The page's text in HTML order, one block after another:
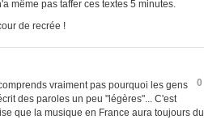
même pas taffer ces textes 5 minutes.
de recrée !
0
vraiment pas pourquoi les gens
des paroles un peu "légères"... C'est
que la musique en France aura toujours du